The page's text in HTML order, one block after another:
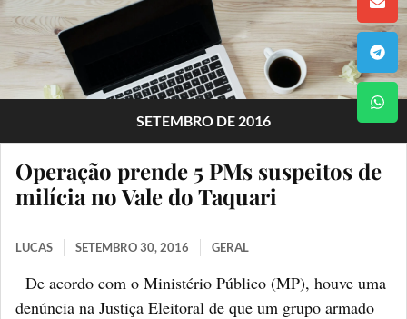
SETEMBRO DE 2016
Operação prende 5 PMs suspeitos de
milícia no Vale do Taquari
LUCAS SETEMBRO 30, 2016 GERAL
De acordo com o Ministério Público (MP), houve uma
denúncia na Justiça Eleitoral de que um grupo armado